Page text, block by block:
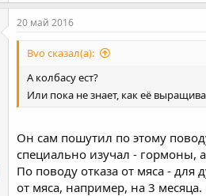
20 май 2016
Bvo сказал(а):
А колбасу ест?
Или пока не знает, как её
Он сам пошутил по этому
специально изучал - гормоны,
По поводу отказа от мяса - для
от мяса, например, на 3 месяца.